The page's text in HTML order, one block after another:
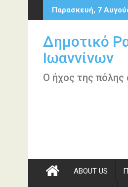
Περάστε
στο
Παρασκευή, 7
Δημοτικό
Ιωαννίνων
Ο ήχος της πόλης
ABOUT US